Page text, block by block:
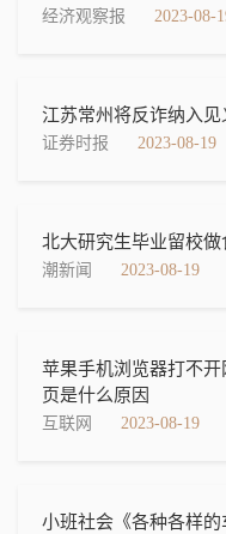
经济观察报 2023-08-
江苏常州将反诈纳入
证券时报 2023-08-19
北大研究生毕业留校
潮新闻 2023-08-19
苹果手机浏览器打不
页是什么原因
互联网 2023-08-19
小班社会《各种各样的